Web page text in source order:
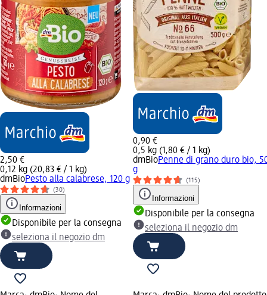
2,50 €
0,12 kg (20,83 € / 1 kg)
dmBioPesto alla calabrese, 120 g
(30)
Informazioni
Disponibile per la consegna
seleziona il negozio dm
0,90 €
0,5 kg (1,80 € / 1 kg)
dmBioPenne di grano duro bio,
g
(115)
Informazioni
Disponibile per la consegna
seleziona il negozio dm